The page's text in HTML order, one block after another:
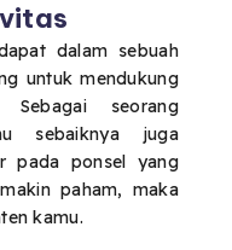
dalam sebuah
untuk mendukung
Sebagai seorang
sebaiknya juga
pada ponsel yang
paham, maka
kamu.